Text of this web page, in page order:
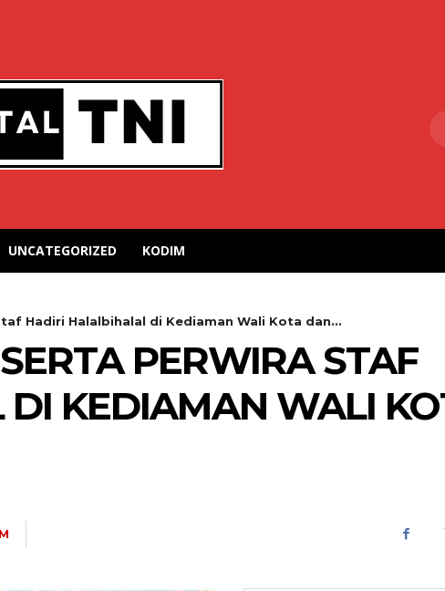
UNCATEGORIZED KODIM
Hadiri Halalbihalal di Kediaman Wali Kota dan...
PERWIRA STAF
KEDIAMAN WALI